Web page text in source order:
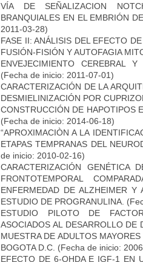
VÍA DE SEÑALIZACION
BRANQUIALES EN EL EMBRIÓN
2011-03-28)
FASE II: ANÁLISIS DEL EFECTO
FUSIÓN-FISIÓN Y AUTOFAGIA
ENVEJECIMIENTO CEREBRAL
(Fecha de inicio: 2011-07-01)
CARACTERIZACIÓN DE LA
DESMIELINIZACIÓN POR
CONSTRUCCIÓN DE HAPOTIPOS
(Fecha de inicio: 2014-06-18)
“APROXIMACIÒN A LA
ETAPAS TEMPRANAS DEL
de inicio: 2010-02-16)
CARACTERIZACIÓN GENÉTICA
FRONTOTEMPORAL
ENFERMEDAD DE ALZHEIMER Y
ESTUDIO DE PROGRANULINA.
ESTUDIO PILOTO DE
ASOCIADOS AL DESARROLLO DE
MUESTRA DE ADULTOS
BOGOTA D.C. (Fecha de inicio:
EFECTO DE 6-OHDA E IGF-1 EN